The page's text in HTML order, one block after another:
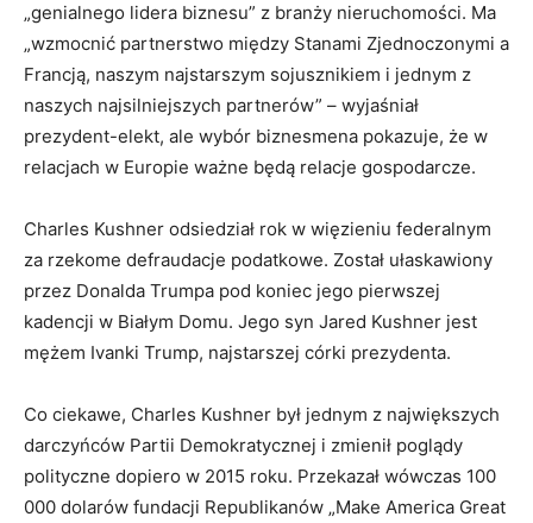
„genialnego lidera biznesu” z branży nieruchomości. Ma
„wzmocnić partnerstwo między Stanami Zjednoczonymi a
Francją, naszym najstarszym sojusznikiem i jednym z
naszych najsilniejszych partnerów” – wyjaśniał
prezydent-elekt, ale wybór biznesmena pokazuje, że w
relacjach w Europie ważne będą relacje gospodarcze.
Charles Kushner odsiedział rok w więzieniu federalnym
za rzekome defraudacje podatkowe. Został ułaskawiony
przez Donalda Trumpa pod koniec jego pierwszej
kadencji w Białym Domu. Jego syn Jared Kushner jest
mężem Ivanki Trump, najstarszej córki prezydenta.
Co ciekawe, Charles Kushner był jednym z największych
darczyńców Partii Demokratycznej i zmienił poglądy
polityczne dopiero w 2015 roku. Przekazał wówczas 100
000 dolarów fundacji Republikanów „Make America Great